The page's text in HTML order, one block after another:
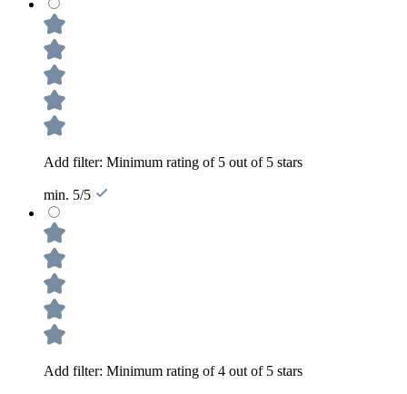
Add filter: Minimum rating of 5 out of 5 stars
min. 5/5
Add filter: Minimum rating of 4 out of 5 stars